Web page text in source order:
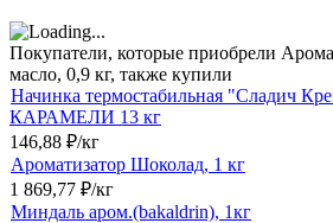
Покупатели, которые приобрели
масло, 0,9 кг, также купили
Начинка термостабильная "Сладич
КАРАМЕЛИ 13 кг
146,88 ₽/кг
Ароматизатор Шоколад, 1 кг
1 869,77 ₽/кг
Миндаль аром.(bakaldrin), 1кг